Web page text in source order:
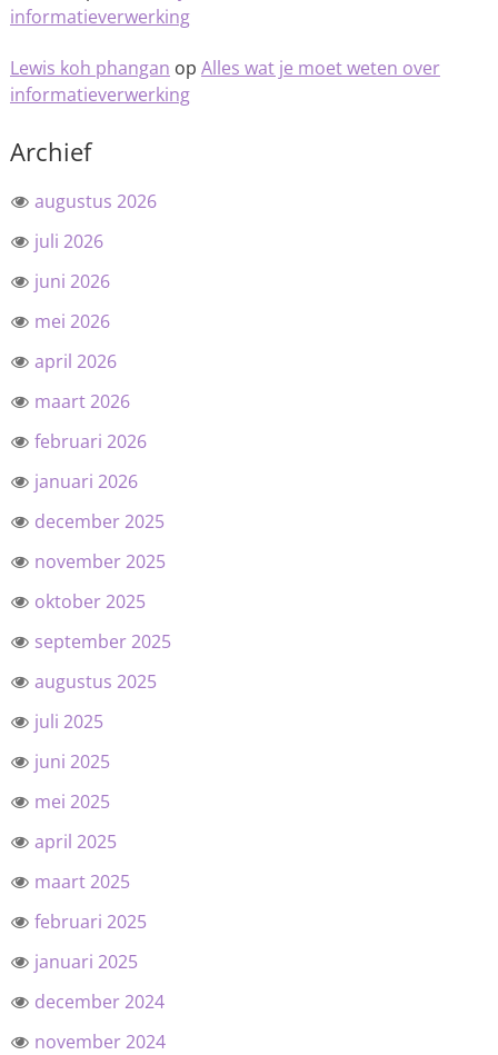
informatieverwerking
Lewis koh phangan op Alles wat je moet weten over
informatieverwerking
Archief
augustus 2026
juli 2026
juni 2026
mei 2026
april 2026
maart 2026
februari 2026
januari 2026
december 2025
november 2025
oktober 2025
september 2025
augustus 2025
juli 2025
juni 2025
mei 2025
april 2025
maart 2025
februari 2025
januari 2025
december 2024
november 2024